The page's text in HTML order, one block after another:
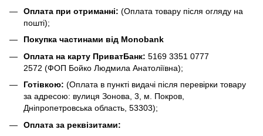
Оплата при отриманні: (Оплата товару після огляду на
пошті);
Покупка частинами від Monobank
Оплата на карту ПриватБанк: 5169 3351 0777
2572 (ФОП Бойко Людмила Анатоліївна);
Готівкою: (Оплата в пункті видачі після перевірки товару
за адресою: вулиця Зонова, 3, м. Покров,
Дніпропетровська область, 53303);
Оплата за реквізитами: